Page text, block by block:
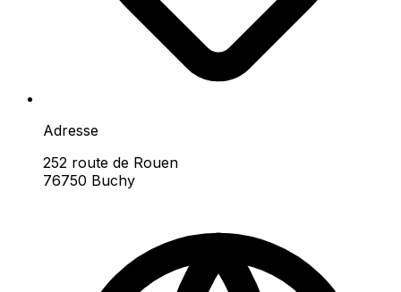
Adresse
252 route de Rouen
76750 Buchy